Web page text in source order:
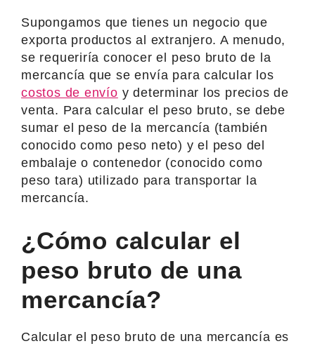
Supongamos que tienes un negocio que
exporta productos al extranjero. A menudo,
se requeriría conocer el peso bruto de la
mercancía que se envía para calcular los
costos de envío y determinar los precios de
venta. Para calcular el peso bruto, se debe
sumar el peso de la mercancía (también
conocido como peso neto) y el peso del
embalaje o contenedor (conocido como
peso tara) utilizado para transportar la
mercancía.
¿Cómo calcular el
peso bruto de una
mercancía?
Calcular el peso bruto de una mercancía es